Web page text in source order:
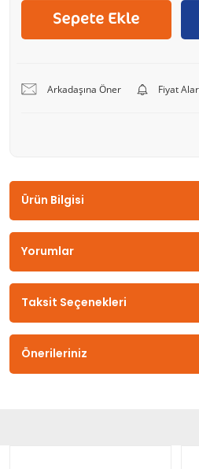
Arkadaşına Öner Fiyat
Ürün Bilgisi
Yorumlar
Taksit Seçenekleri
Önerileriniz